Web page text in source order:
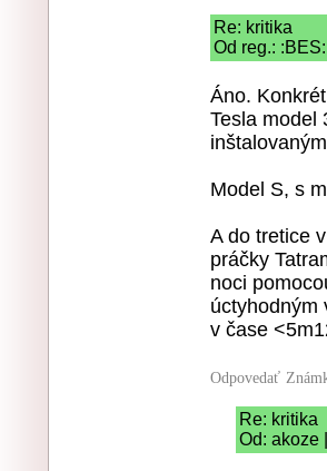
Re: kritika
Od reg.:
Áno.
Tesla model
Model S, s
A do tretice
práčky
noci
úctyhodným
v čase
Odpovedať
Re: kritika
Od: akoze